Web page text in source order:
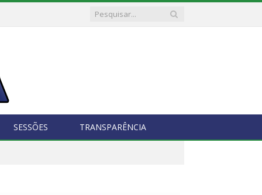
SESSÕES TRANSPARÊNCIA